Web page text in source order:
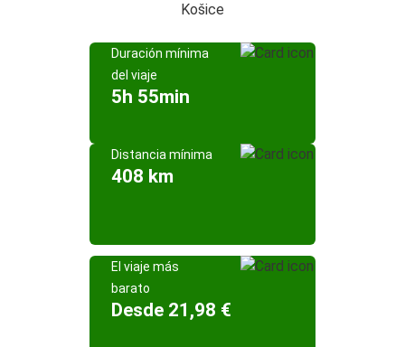
Košice
Duración mínima
del viaje
5h 55min
Distancia mínima
408 km
El viaje más
barato
Desde 21,98 €